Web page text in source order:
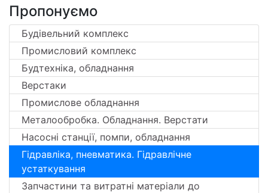
Пропонуємо
Будівельний комплекс
Промисловий комплекс
Будтехніка, обладнання
Верстаки
Промислове обладнання
Металообробка. Обладнання. Верстати
Насосні станції, помпи, обладнання
Гідравліка, пневматика. Гідравлічне
устаткування
Запчастини та витратні матеріали до